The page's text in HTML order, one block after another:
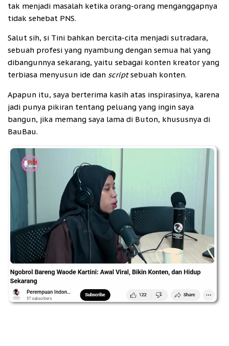
tak menjadi masalah ketika orang-orang menganggapnya
tidak sehebat PNS.
Salut sih, si Tini bahkan bercita-cita menjadi sutradara,
sebuah profesi yang nyambung dengan semua hal yang
dibangunnya sekarang, yaitu sebagai konten kreator yang
terbiasa menyusun ide dan scriptsebuah konten.
Apapun itu, saya berterima kasih atas inspirasinya, karena
jadi punya pikiran tentang peluang yang ingin saya
bangun, jika memang saya lama di Buton, khususnya di
BauBau.